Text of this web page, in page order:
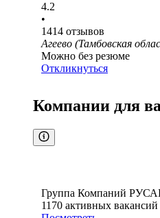
4.2
•
1414 отзывов
Агеево (Тамбовская
Можно без резюме
Откликнуться
Компании для
Группа Компаний
1170 активных вакансий